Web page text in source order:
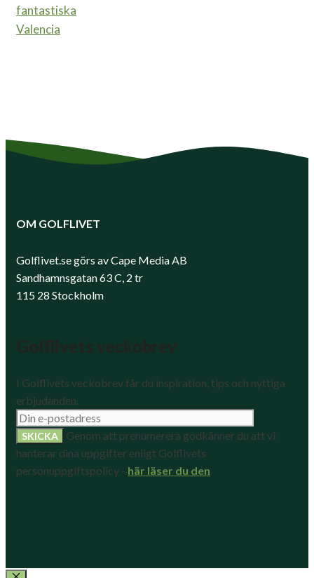
fantastiska
Valencia
OM GOLFLIVET
Golflivet.se görs av Cape Media AB
Sandhamnsgatan 63 C, 2 tr
115 28 Stockholm
I Golflivets veckobrev får du inspiration, tips och nyttiga
erbjudanden.
Genom att prenumerera godkänner du att vi
hanterar dina uppgifter enligt Golflivets
personuppgiftspolicy - här läser du den.